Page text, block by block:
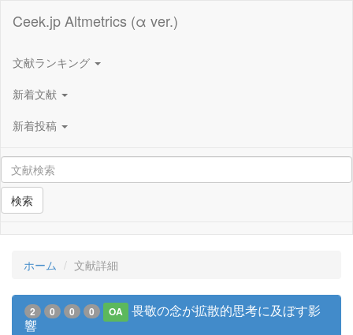
Ceek.jp Altmetrics (α ver.)
文献ランキング
新着文献
新着投稿
検索
ホーム 文献詳細
2 0 0 0 OA
畏敬の念が拡散的思考に及ぼす影
響